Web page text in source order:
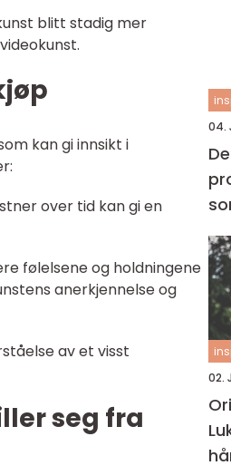
blitt stadig mer
kan gi innsikt i
over tid kan gi en
følelsene og holdningene
anerkjennelse og
av et visst
seg fra
04.
02.